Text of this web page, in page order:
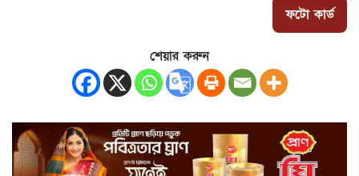
ফটো কার্ড
শেয়ার করুন